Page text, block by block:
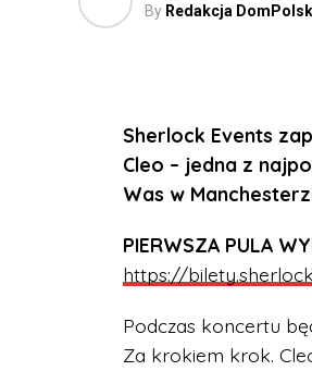
By Redakcja
Sherlock Events
Cleo – jedna z
Was w
PIERWSZA PULA
https://
Podczas koncertu
Za krokiem krok.